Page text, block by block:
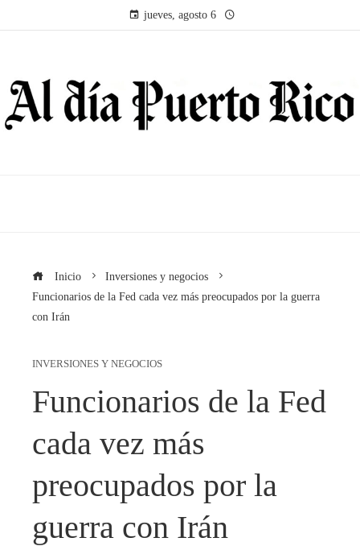
jueves, agosto 6
Inicio
Inversiones y negocios
Funcionarios de la Fed cada vez más preocupados por la guerra
con Irán
INVERSIONES Y NEGOCIOS
Funcionarios de la Fed
cada vez más
preocupados por la
guerra con Irán